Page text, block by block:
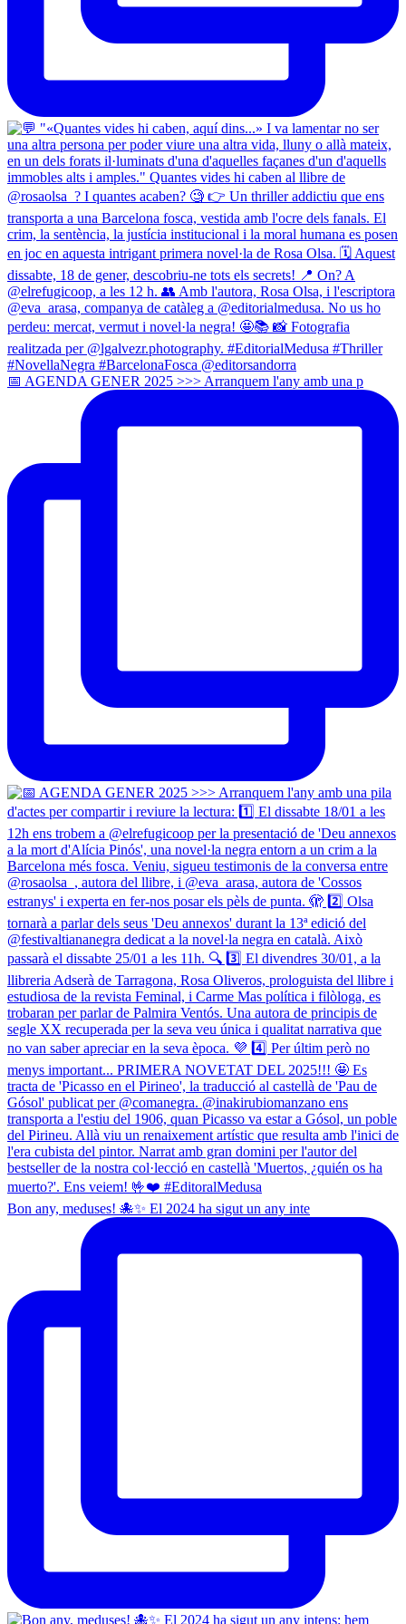
📅 AGENDA GENER 2025 >>> Arranquem l'any amb una p
Bon any, meduses! 🐙✨ El 2024 ha sigut un any inte